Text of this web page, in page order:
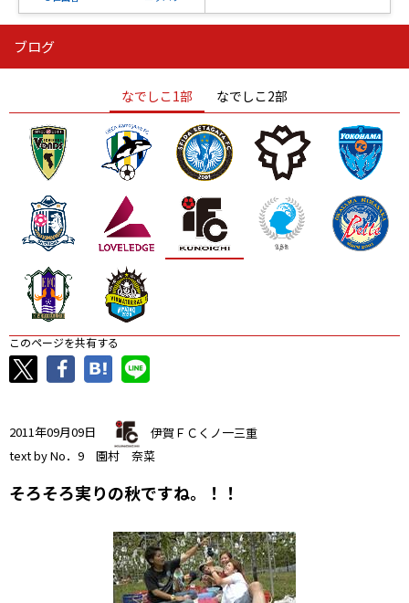
ニッパツ
ニッパツ 名古屋
石人の星
静岡 愛媛Ｌ
ブログ
なでしこ1部 なでしこ2部
このページを共有する
2011年09月09日
伊賀ＦＣくノ一三重
text by No．9 園村 奈菜
そろそろ実りの秋ですね。！！